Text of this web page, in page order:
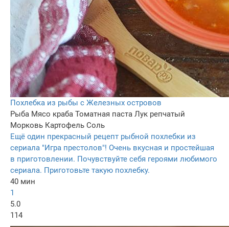
Похлебка из рыбы с Железных островов
Рыба Мясо краба Томатная паста Лук репчатый
Морковь Картофель Соль
Ещё один прекрасный рецепт рыбной похлебки из
сериала "Игра престолов"! Очень вкусная и простейшая
в приготовлении. Почувствуйте себя героями любимого
сериала. Приготовьте такую похлебку.
40 мин
1
5.0
114